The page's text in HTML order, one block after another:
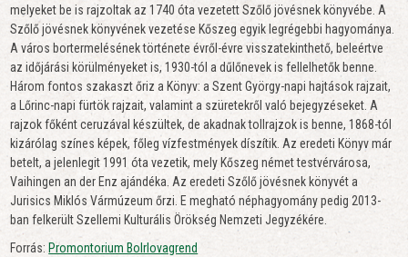
melyeket be is rajzoltak az 1740 óta vezetett Szőlő jövésnek könyvébe. A
Szőlő jövésnek könyvének vezetése Kőszeg egyik legrégebbi hagyománya.
A város bortermelésének története évről-évre visszatekinthető, beleértve
az időjárási körülményeket is, 1930-tól a dűlőnevek is fellelhetők benne.
Három fontos szakaszt őriz a Könyv: a Szent György-napi hajtások rajzait,
a Lőrinc-napi fürtök rajzait, valamint a szüretekről való bejegyzéseket. A
rajzok főként ceruzával készültek, de akadnak tollrajzok is benne, 1868-tól
kizárólag színes képek, főleg vízfestmények díszítik. Az eredeti Könyv már
betelt, a jelenlegit 1991 óta vezetik, mely Kőszeg német testvérvárosa,
Vaihingen an der Enz ajándéka. Az eredeti Szőlő jövésnek könyvét a
Jurisics Miklós Vármúzeum őrzi. E megható néphagyomány pedig 2013-
ban felkerült Szellemi Kulturális Örökség Nemzeti Jegyzékére.
Forrás: Promontorium Bolrlovagrend